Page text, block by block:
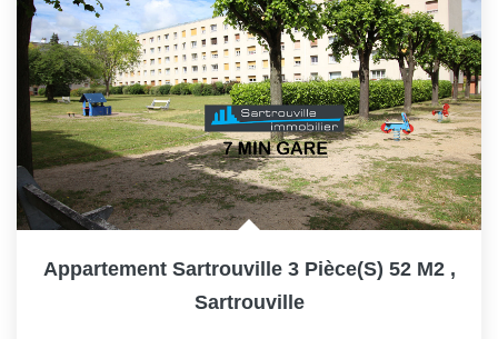
Appartement Sartrouville 3 Pièce(s) 52 M2 ,
Sartrouville